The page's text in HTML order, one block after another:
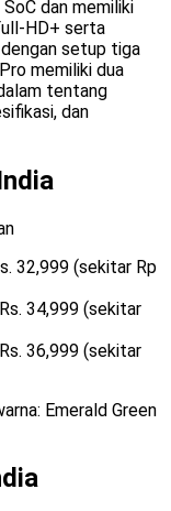
dan memiliki
HD+ serta
setup tiga
memiliki dua
tentang
dan
32,999 (sekitar Rp
34,999 (sekitar
36,999 (sekitar
Emerald Green